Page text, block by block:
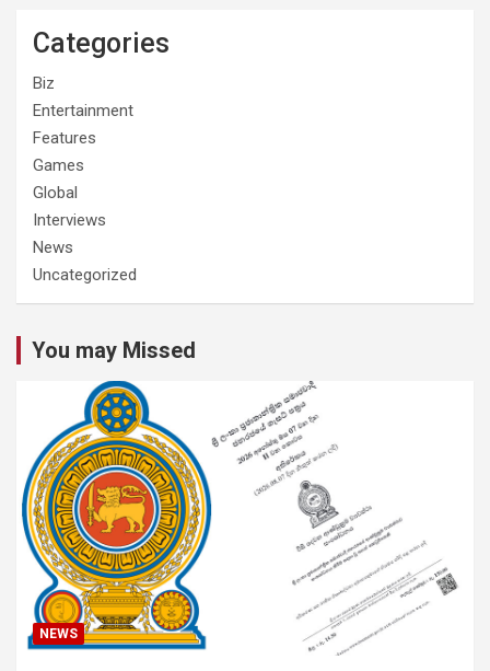
Categories
Biz
Entertainment
Features
Games
Global
Interviews
News
Uncategorized
You may Missed
NEWS